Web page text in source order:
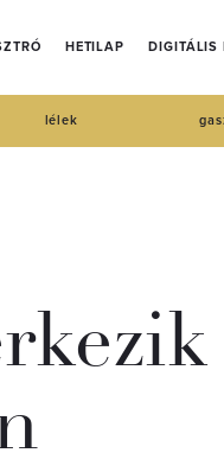
HETILAP DIGITÁLIS
lélek